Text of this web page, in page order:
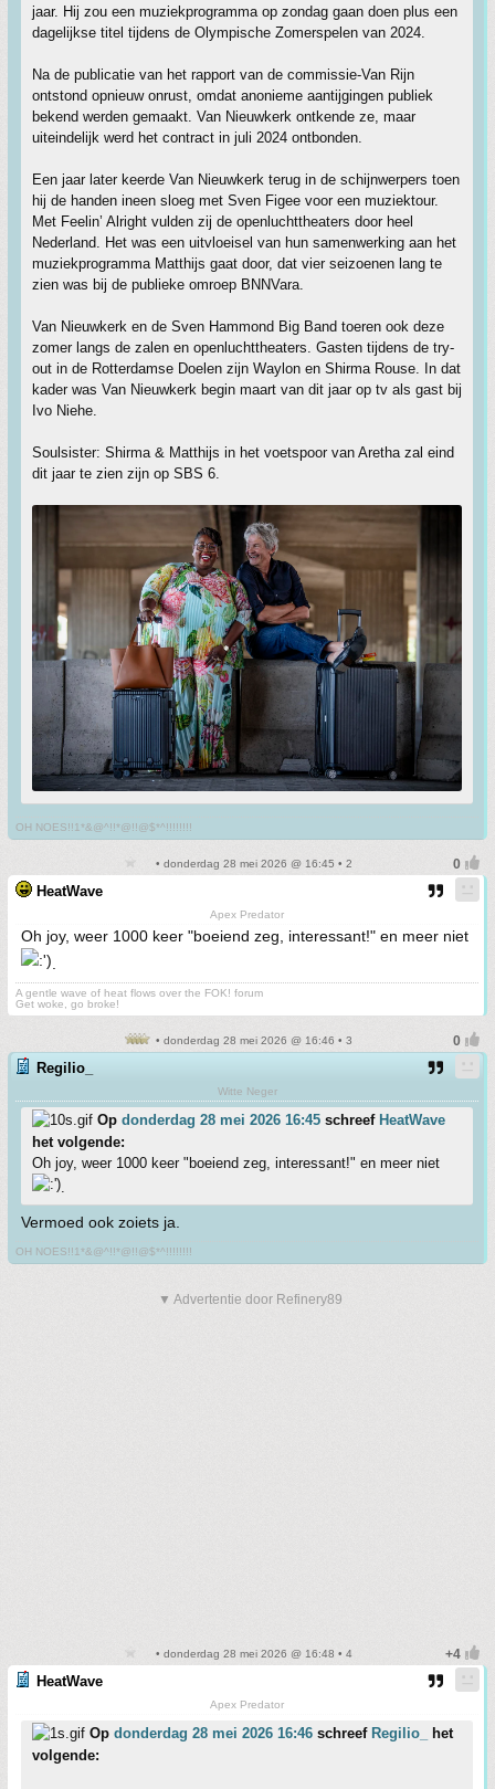
jaar. Hij zou een muziekprogramma op zondag gaan doen plus een
dagelijkse titel tijdens de Olympische Zomerspelen van 2024.
Na de publicatie van het rapport van de commissie-Van Rijn
ontstond opnieuw onrust, omdat anonieme aantijgingen publiek
bekend werden gemaakt. Van Nieuwkerk ontkende ze, maar
uiteindelijk werd het contract in juli 2024 ontbonden.
Een jaar later keerde Van Nieuwkerk terug in de schijnwerpers toen
hij de handen ineen sloeg met Sven Figee voor een muziektour.
Met Feelin’ Alright vulden zij de openluchttheaters door heel
Nederland. Het was een uitvloeisel van hun samenwerking aan het
muziekprogramma Matthijs gaat door, dat vier seizoenen lang te
zien was bij de publieke omroep BNNVara.
Van Nieuwkerk en de Sven Hammond Big Band toeren ook deze
zomer langs de zalen en openluchttheaters. Gasten tijdens de try-
out in de Rotterdamse Doelen zijn Waylon en Shirma Rouse. In dat
kader was Van Nieuwkerk begin maart van dit jaar op tv als gast bij
Ivo Niehe.
Soulsister: Shirma & Matthijs in het voetspoor van Aretha zal eind
dit jaar te zien zijn op SBS 6.
OH NOES!!1*&@^!!*@!!@$*^!!!!!!!!
• donderdag 28 mei 2026 @ 16:45 • 2
HeatWave
Apex Predator
Oh joy, weer 1000 keer "boeiend zeg, interessant!" en meer niet
.
A gentle wave of heat flows over the FOK! forum
Get woke, go broke!
• donderdag 28 mei 2026 @ 16:46 • 3
Regilio_
Witte Neger
Op donderdag 28 mei 2026 16:45 schreef HeatWave
het volgende:
Oh joy, weer 1000 keer "boeiend zeg, interessant!" en meer niet
.
Vermoed ook zoiets ja.
OH NOES!!1*&@^!!*@!!@$*^!!!!!!!!
▼ Advertentie door Refinery89
• donderdag 28 mei 2026 @ 16:48 • 4
HeatWave
Apex Predator
Op donderdag 28 mei 2026 16:46 schreef Regilio_
het
volgende: